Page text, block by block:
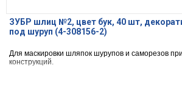
ЗУБР шлиц №2, цвет бук, 40 шт,
под шуруп (4-308156-2)
Для маскировки шляпок шурупов и саморезов
конструкций.